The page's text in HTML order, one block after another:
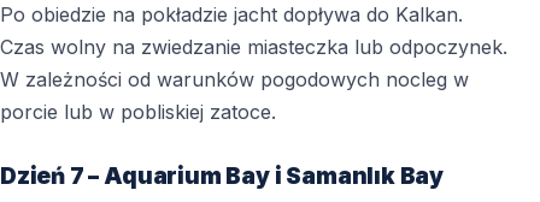
Po obiedzie na pokładzie jacht dopływa do Kalkan.
Czas wolny na zwiedzanie miasteczka lub odpoczynek.
W zależności od warunków pogodowych nocleg w
porcie lub w pobliskiej zatoce.
Dzień 7 – Aquarium Bay i Samanlık Bay